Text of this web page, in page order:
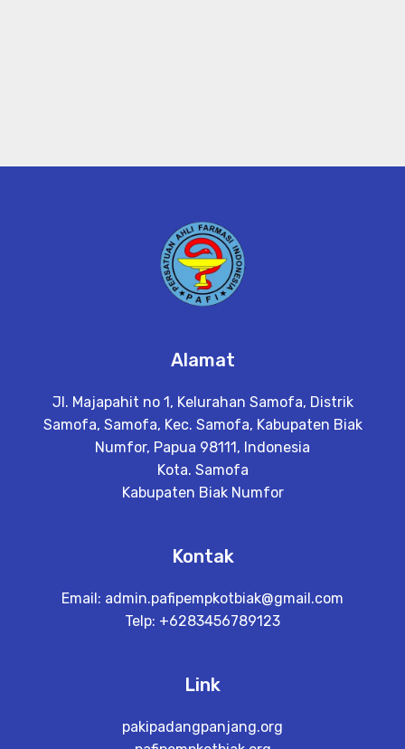
Alamat
Jl. Majapahit no 1, Kelurahan Samofa, Distrik
Samofa, Samofa, Kec. Samofa, Kabupaten Biak
Numfor, Papua 98111, Indonesia
Kota. Samofa
Kabupaten Biak Numfor
Kontak
Email: admin.pafipempkotbiak@gmail.com
Telp: +6283456789123
Link
pakipadangpanjang.org